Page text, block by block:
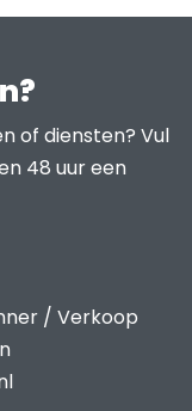
of diensten? Vul
48 uur een
/ Verkoop